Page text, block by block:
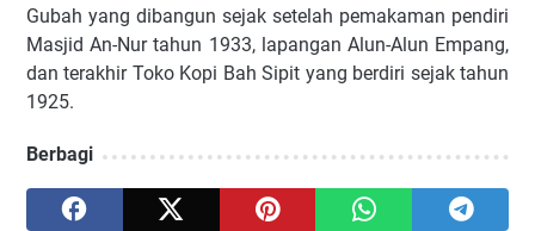
Gubah yang dibangun sejak setelah pemakaman pendiri
Masjid An-Nur tahun 1933, lapangan Alun-Alun Empang,
dan terakhir Toko Kopi Bah Sipit yang berdiri sejak tahun
1925.
Berbagi